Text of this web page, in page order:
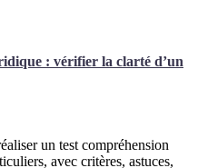
: vérifier la clarté d’un
un test compréhension
avec critères, astuces,